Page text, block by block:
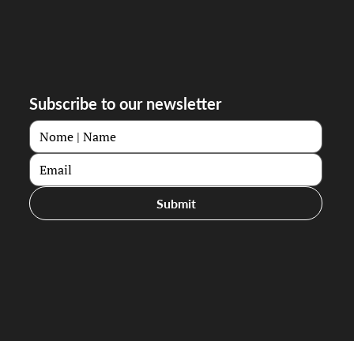
Subscribe to our newsletter
Submit